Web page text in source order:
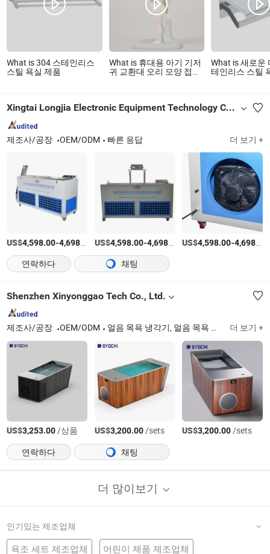
What is 304 스테인리스
스틸 욕실 제품
What is 휴대용 아기 기저
귀 교환대 오리 모양 접이
What is 새로운
테인리스 스틸
Xingtai Longjia Electronic Equipment Technology Co., Ltd
제조사/공장 OEM/ODM 빠른 응답 더 보기 +
US$4,598.00-4,698.00 /상품
US$4,598.00-4,698.00 /상품
US$4,598.00-4,698.00
연락하다
채팅
Shenzhen Xinyonggao Tech Co., Ltd.
제조사/공장 OEM/ODM 얼음 목욕 냉각기, 얼음 목욕 통, 수조 냉각기 더 보기 +
US$3,253.00/상품 US$3,200.00/sets US$3,200.00/sets
연락하다
채팅
더 많이보기
인기있는 제조업체
욕조 세트 제조업체 어린이 제품 제조업체